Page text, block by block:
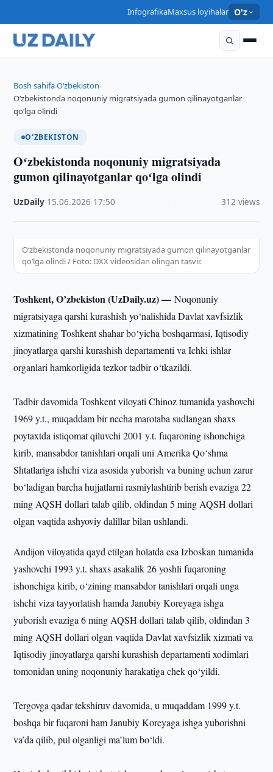
InfografikaMaxsus loyihalar O'z
Bosh sahifa›O‘zbekiston›
Oʻzbekistonda noqonuniy migratsiyada gumon qilinayotganlar
qoʻlga olindi
O‘ZBEKISTON
Oʻzbekistonda noqonuniy migratsiyada
gumon qilinayotganlar qoʻlga olindi
UzDaily 15.06.2026 17:50 312 views
Oʻzbekistonda noqonuniy migratsiyada gumon qilinayotganlar
qoʻlga olindi / Foto: DXX videosidan olingan tasvir.
Toshkent, O’zbekiston (UzDaily.uz) —Noqonuniy
migratsiyaga qarshi kurashish yo‘nalishida Davlat xavfsizlik
xizmatining Toshkent shahar bo‘yicha boshqarmasi, Iqtisodiy
jinoyatlarga qarshi kurashish departamenti va Ichki ishlar
organlari hamkorligida tezkor tadbir o‘tkazildi.
Tadbir davomida Toshkent viloyati Chinoz tumanida yashovchi
1969 y.t., muqaddam bir necha marotaba sudlangan shaxs
poytaxtda istiqomat qiluvchi 2001 y.t. fuqaroning ishonchiga
kirib, mansabdor tanishlari orqali uni Amerika Qo‘shma
Shtatlariga ishchi viza asosida yuborish va buning uchun zarur
bo‘ladigan barcha hujjatlarni rasmiylashtirib berish evaziga 22
ming AQSH dollari talab qilib, oldindan 5 ming AQSH dollari
olgan vaqtida ashyoviy dalillar bilan ushlandi.
Andijon viloyatida qayd etilgan holatda esa Izboskan tumanida
yashovchi 1993 y.t. shaxs asakalik 26 yoshli fuqaroning
ishonchiga kirib, o‘zining mansabdor tanishlari orqali unga
ishchi viza tayyorlatish hamda Janubiy Koreyaga ishga
yuborish evaziga 6 ming AQSH dollari talab qilib, oldindan 3
ming AQSH dollari olgan vaqtida Davlat xavfsizlik xizmati va
Iqtisodiy jinoyatlarga qarshi kurashish departamenti xodimlari
tomonidan uning noqonuniy harakatiga chek qo‘yildi.
Tergovga qadar tekshiruv davomida, u muqaddam 1999 y.t.
boshqa bir fuqaroni ham Janubiy Koreyaga ishga yuborishni
va’da qilib, pul olganligi ma’lum bo‘ldi.